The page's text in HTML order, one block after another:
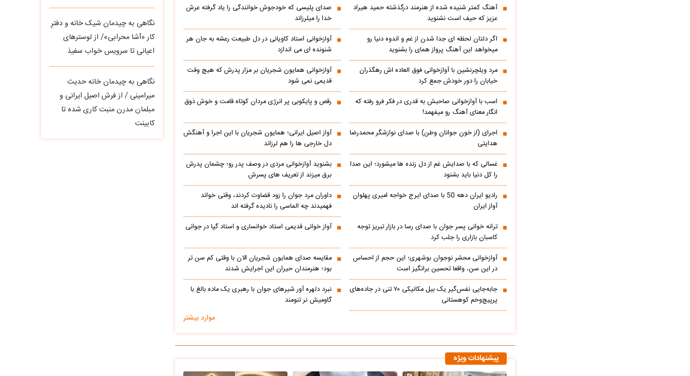
آهنگ کمتر شنیده شده از هنرمند درگذشته حمید هیراد
عزیز که حیف است نشنوید
صدای پلیسی که خودجوش خوانندگی را یاد گرفته عرش
خدا را میلرزاند
اگر دلتان لحظه ای جدا شدن از غم و اندوه دنیا رو
میخواهد این آهنگ پرواز همای را بشنوید
آوازخوانی استاد کاویانی در دل طبیعت رعشه به جان هر
شنونده ای می اندازد
مرد ویلچرنشین با آوازخوانی فوق العاده اش رهگذران
خیابان را دور خودش جمع کرد
آوازخوانی همایون شجریان بر مزار پدرش که هیچ وقت
قدیمی نمی شود
اسب با آوازخوانی صاحبش به قدری در فکر فرو رفته که
انگار معنای آهنگ رو میفهمد!
رقص و پایکوبی پر انرژی مردان کوتاه قامت و خوش ذوق
اجرای (از خون جوانان وطن) با صدای نوازشگر محمدرضا
هدایتی
آواز اصیل ایرانی؛ همایون شجریان با این اجرا و آهنگش
دل خارجی ها را هم لرزاند
غسالی که با صدایش غم از دل زنده ها میشورد؛ این صدا
را کل دنیا باید بشنود
بشنوید آوازخوانی مردی در وصف پدر رو؛ چشمان پدرش
برق میزند از تعریف های پسرش
رادیو ایران دهه 50 با صدای ایرج خواجه امیری پهلوان
آواز ایران
داوران مرد جوان را زود قضاوت کردند، وقتی خواند
فهمیدند چه الماسی را نادیده گرفته اند
ترانه خوانی پسر جوان با صدای رسا در بازار تبریز توجه
کاسبان بازاری را جلب کرد
آواز خوانی قدیمی استاد خوانساری و استاد گپا در جوانی
آوازخوانی محشر نوجوان بوشهری؛ این حجم از احساس
در این سن، واقعا تحسین‌ برانگیز است
مقایسه صدای همایون شجریان الان با وقتی کم سن تر
بود؛ هنرمندان حیران این اجرایش شدند
جابه‌جایی نفس‌گیر یک بیل مکانیکی ۷۰ تنی در جاده‌های
پرپیچ‌وخم کوهستانی
نبرد دلهره آور شیرهای جوان با رهبری یک ماده بالغ با
گاومیش نر تنومند
موارد بیشتر
پیشنهادات ویژه
نگاهی به چیدمان شیک خانه و دفترِ
کار «آشا محرابی»/ از لوسترهای
اعیانی تا سرویس خواب سفیذ
نگاهی به چیدمان خانه حدیث
میرامینی / از فرش اصیل ایرانی و
مبلمان مدرن منبت‌ کاری‌ شده تا
کابینت